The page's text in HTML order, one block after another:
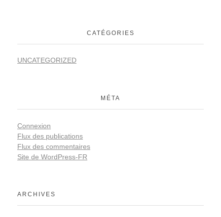
CATÉGORIES
UNCATEGORIZED
MÉTA
Connexion
Flux des publications
Flux des commentaires
Site de WordPress-FR
ARCHIVES